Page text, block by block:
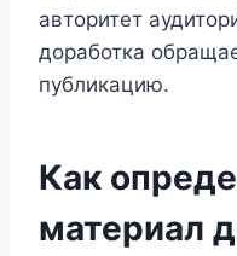
авторитет
доработка
публикацию.
Как
материал